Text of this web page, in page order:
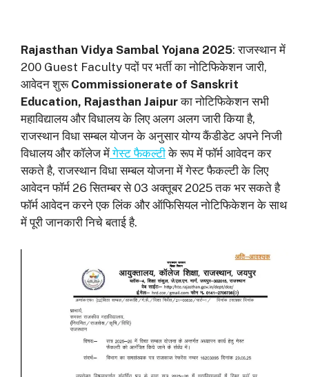
Rajasthan Vidya Sambal Yojana 2025: राजस्थान में
200 Guest Faculty पदों पर भर्ती का नोटिफिकेशन जारी,
आवेदन शुरू Commissionerate of Sanskrit
Education, Rajasthan Jaipurका नोटिफिकेशन सभी
महाविद्यालय और विधालय के लिए अलग अलग जारी किया है,
राजस्थान विधा सम्बल योजन के अनुसार योग्य कैंडीडेट अपने निजी
विधालय और कॉलेज मेंगेस्ट फैकल्टीके रूप में फॉर्म आवेदन कर
सकते है, राजस्थान विधा सम्बल योजना में गेस्ट फैकल्टी के लिए
आवेदन फॉर्म 26 सितम्बर से 03 अक्तूबर 2025 तक भर सकते है
फॉर्म आवेदन करने एक लिंक और ऑफिसियल नोटिफिकेशन के साथ
में पूरी जानकारी निचे बताई है.